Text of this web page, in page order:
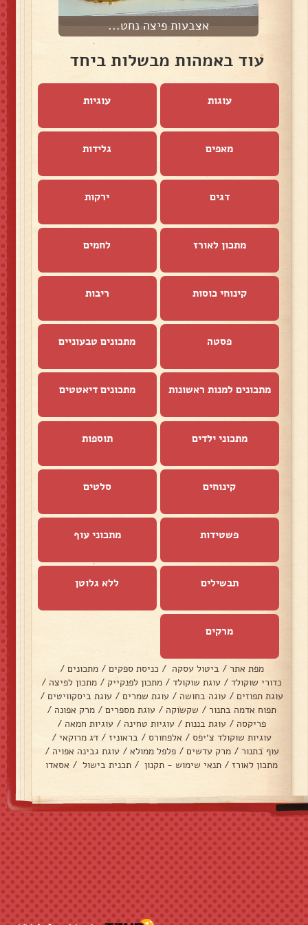
אצבעות פיצה נחט...
עוד באמהות מבשלות ביחד
עוגות עוגיות
מאפים גלידות
דגים ירקות
מתכון לאורז לחמים
קינוחי כוסות ריבות
פסטה מתכונים טבעוניים
מתכונים למנות ראשונות מתכונים דיאטטים
מתכוני ילדים תוספות
קינוחים סלטים
פשטידות מתכוני עוף
תבשילים ללא גלוטן
מרקים
מפת אתר / ביטול עסקה / כניסת ספקים / מתכונים /
כדורי שוקולד / עוגת שוקולד / מתכון לפנקייק / מתכון לפיצה /
עוגת תפוזים / עוגה בחושה / עוגת שמרים / עוגת ביסקוויטים /
תפוח אדמה בתנור / שקשוקה / עוגת מספרים / מרק אפונה /
פריקסה / עוגת בננות / עוגיות טחינה / עוגיות חמאה /
עוגיות שוקולד צ׳יפס / אלפחורס / בראוניז / דג מרוקאי /
עוף בתנור / מרק עדשים / פלפל ממולא / עוגת גבינה אפויה /
מתכון לאורז / תנאי שימוש - תקנון / תכנית בישול / אסאדו